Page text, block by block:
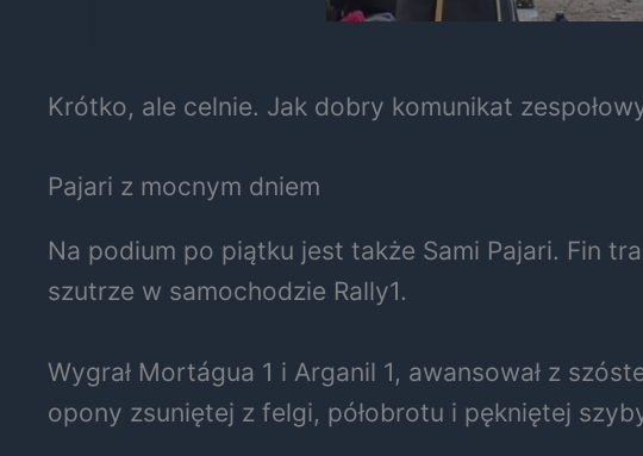
Krótko, ale celnie. Jak dobry komunikat
Pajari z mocnym dniem
Na podium po piątku jest także Sami Pajari. Fin
szutrze w samochodzie Rally1.
Wygrał Mortágua 1 i Arganil 1, awansował z
opony zsuniętej z felgi, półobrotu i pękniętej